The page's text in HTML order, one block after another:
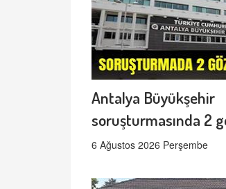
Antalya Büyükşehir
soruşturmasında 2
6 Ağustos 2026 Perşembe